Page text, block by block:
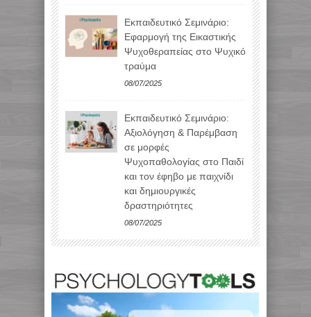
Εκπαιδευτικό Σεμινάριο:
Εφαρμογή της Εικαστικής
Ψυχοθεραπείας στο Ψυχικό
τραύμα
08/07/2025
Εκπαιδευτικό Σεμινάριο:
Αξιολόγηση & Παρέμβαση
σε μορφές
Ψυχοπαθολογίας στο Παιδί
και τον έφηβο με παιχνίδι
και δημιουργικές
δραστηριότητες
08/07/2025